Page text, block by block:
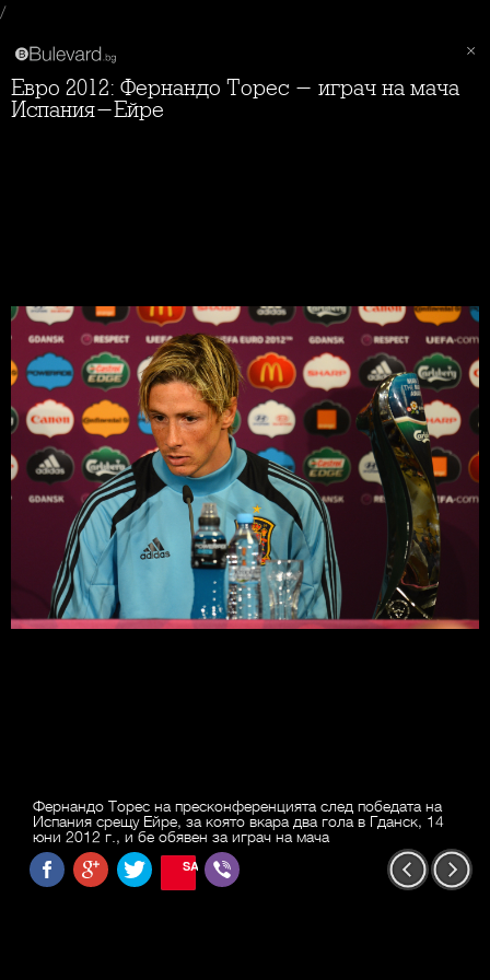
/
Евро 2012: Фернандо Торес - играч на мача
Испания-Ейре
Фернандо Торес на пресконференцията след победата на
Испания срещу Ейре, за която вкара два гола в Гданск, 14
юни 2012 г., и бе обявен за играч на мача
SAVE